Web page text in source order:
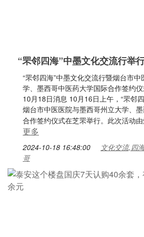
“罘邻四海”中墨文化交流行举
“罘邻四海”中墨文化交流行暨烟台市
学、墨西哥中医药大学国际合作签约
10月18日消息 10月16日上午，“罘邻
烟台市中医医院与墨西哥州立大学、
合作签约仪式在芝罘举行。此次活动
更多
2024-10-18 16:48:00
文化交流,四
哥